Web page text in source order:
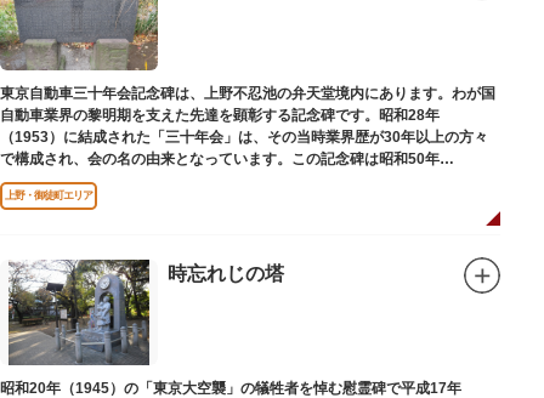
東京自動車三十年会記念碑は、上野不忍池の弁天堂境内にあります。わが国
自動車業界の黎明期を支えた先達を顕彰する記念碑です。昭和28年
（1953）に結成された「三十年会」は、その当時業界歴が30年以上の方々
で構成され、会の名の由来となっています。この記念碑は昭和50年
（1975）に同会が建立しました。
上野・御徒町エリア
時忘れじの塔
昭和20年（1945）の「東京大空襲」の犠牲者を悼む慰霊碑で平成17年